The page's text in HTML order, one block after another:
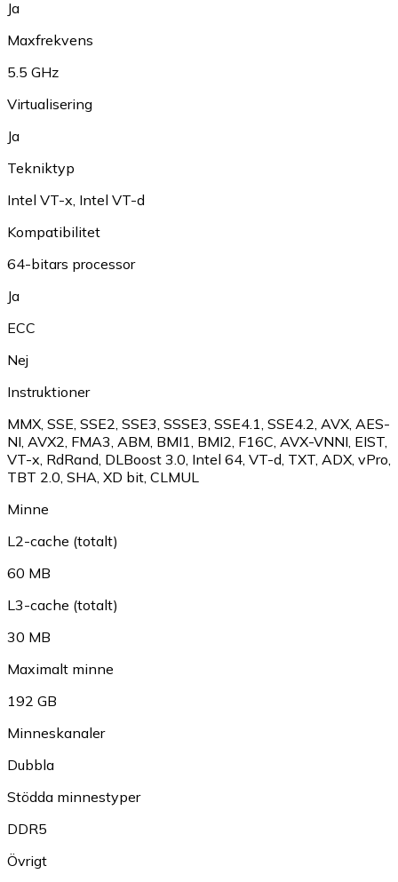
Ja
Maxfrekvens
5.5 GHz
Virtualisering
Ja
Tekniktyp
Intel VT-x Intel VT-d
Kompatibilitet
64-bitars processor
Ja
ECC
Nej
Instruktioner
MMX SSE SSE2 SSE3 SSSE3 SSE4.1 SSE4.2 AVX AES-
NI AVX2 FMA3 ABM BMI1 BMI2 F16C AVX-VNNI EIST
VT-x RdRand DLBoost 3.0 Intel 64 VT-d TXT ADX vPro
TBT 2.0 SHA XD bit CLMUL
Minne
L2-cache (totalt)
60 MB
L3-cache (totalt)
30 MB
Maximalt minne
192 GB
Minneskanaler
Dubbla
Stödda minnestyper
DDR5
Övrigt